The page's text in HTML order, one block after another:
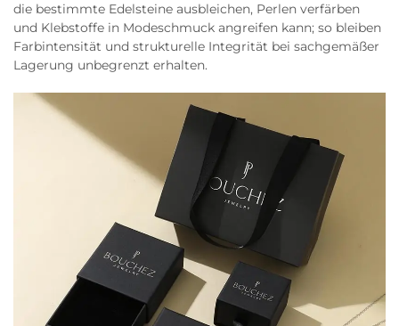
die bestimmte Edelsteine ausbleichen, Perlen verfärben
und Klebstoffe in Modeschmuck angreifen kann; so bleiben
Farbintensität und strukturelle Integrität bei sachgemäßer
Lagerung unbegrenzt erhalten.